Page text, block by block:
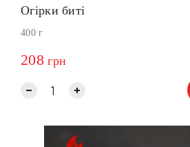
Огірки биті
400 г
208 грн